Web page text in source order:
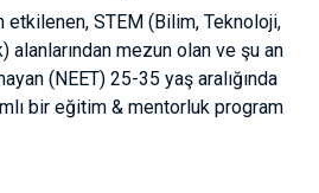
STEM (Bilim, Teknoloji,
mezun olan ve şu an
(NEET) 25-35 yaş aralığında
bir eğitim & mentorluk program